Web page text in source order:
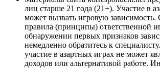
лиц старше 21 года (21+). Участие в
может вызвать игровую зависимость.
правила (принципы) ответственной
обнаружении первых признаков
немедленно обратитесь к
участие в азартных играх не может
доходов или альтернативой работе.